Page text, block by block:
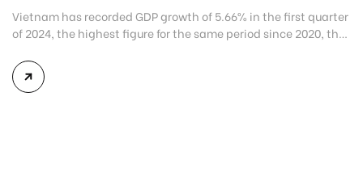
Vietnam has recorded GDP growth of 5.66% in the first quarter
of 2024, the highest figure for the same period since 2020, the
higher than 3.21% posted in Q1/2020, 4.85% in Q1/2021, 5.12%
in Q1/2022, and 3.41% in Q1/2023, the General Statistics